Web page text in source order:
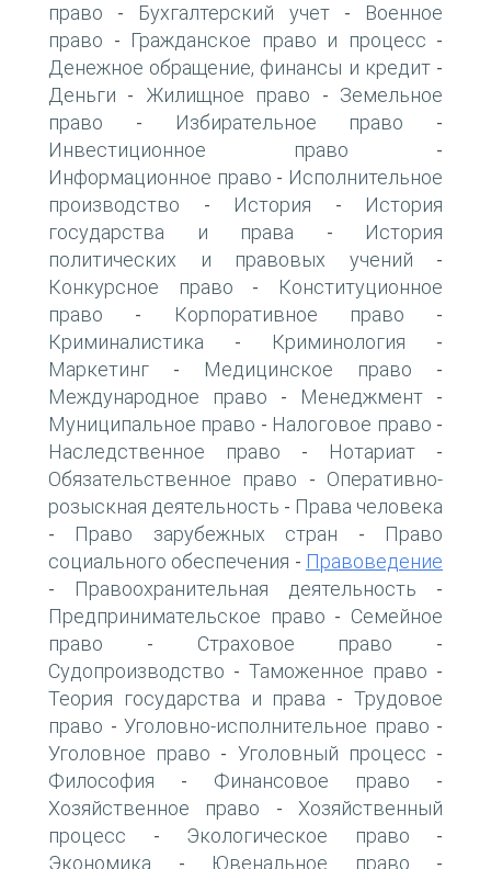
право - Бухгалтерский учет-
Военное
право - Гражданское право и процесс -
Денежное обращение, финансы и кредит-
Деньги - Жилищное право - Земельное
право - Избирательное право -
Инвестиционное право -
Информационное право - Исполнительное
производство - История -
История
государства и права -
История
политических и правовых учений -
Конкурсное право -
Конституционное
право - Корпоративное право -
Криминалистика - Криминология -
Маркетинг - Медицинское право -
Международное право - Менеджмент -
Муниципальное право - Налоговое право -
Наследственное право - Нотариат -
Обязательственное право - Оперативно-
розыскная деятельность - Права человека
- Право зарубежных стран -
Право
социального обеспечения - Правоведение
- Правоохранительная деятельность -
Предпринимательское право - Семейное
право - Страховое право -
Судопроизводство - Таможенное право -
Теория государства и права -Трудовое
право - Уголовно-исполнительное право -
Уголовное право - Уголовный процесс -
Философия - Финансовое право -
Хозяйственное право -Хозяйственный
процесс - Экологическое право -
Экономика - Ювенальное право -